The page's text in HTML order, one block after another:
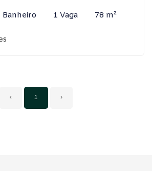
Banheiro 1 Vaga 78 m²
‹ 1 ›